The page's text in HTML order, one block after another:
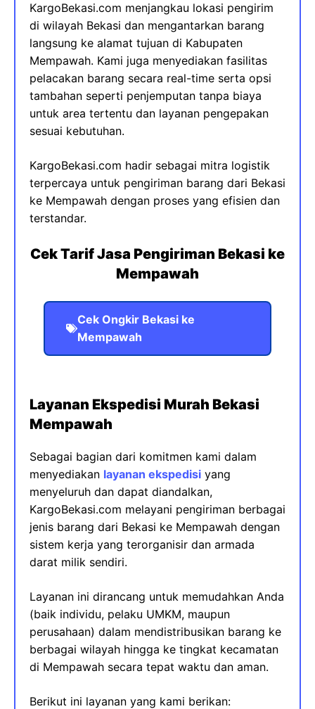
KargoBekasi.com menjangkau lokasi pengirim
di wilayah Bekasi dan mengantarkan barang
langsung ke alamat tujuan di Kabupaten
Mempawah. Kami juga menyediakan fasilitas
pelacakan barang secara real-time serta opsi
tambahan seperti penjemputan tanpa biaya
untuk area tertentu dan layanan pengepakan
sesuai kebutuhan.
KargoBekasi.com hadir sebagai mitra logistik
terpercaya untuk pengiriman barang dari Bekasi
ke Mempawah dengan proses yang efisien dan
terstandar.
Cek Tarif Jasa Pengiriman Bekasi ke
Mempawah
Cek Ongkir Bekasi ke
Mempawah
Layanan Ekspedisi Murah Bekasi
Mempawah
Sebagai bagian dari komitmen kami dalam
menyediakan layanan ekspedisi yang
menyeluruh dan dapat diandalkan,
KargoBekasi.com melayani pengiriman berbagai
jenis barang dari Bekasi ke Mempawah dengan
sistem kerja yang terorganisir dan armada
darat milik sendiri.
Layanan ini dirancang untuk memudahkan Anda
(baik individu, pelaku UMKM, maupun
perusahaan) dalam mendistribusikan barang ke
berbagai wilayah hingga ke tingkat kecamatan
di Mempawah secara tepat waktu dan aman.
Berikut ini layanan yang kami berikan: